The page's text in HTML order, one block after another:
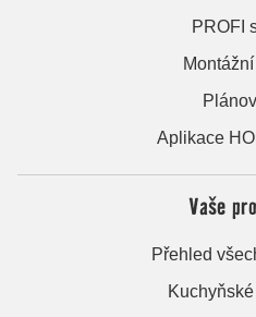
PROFI
Aplikace
Vaše
Přehled